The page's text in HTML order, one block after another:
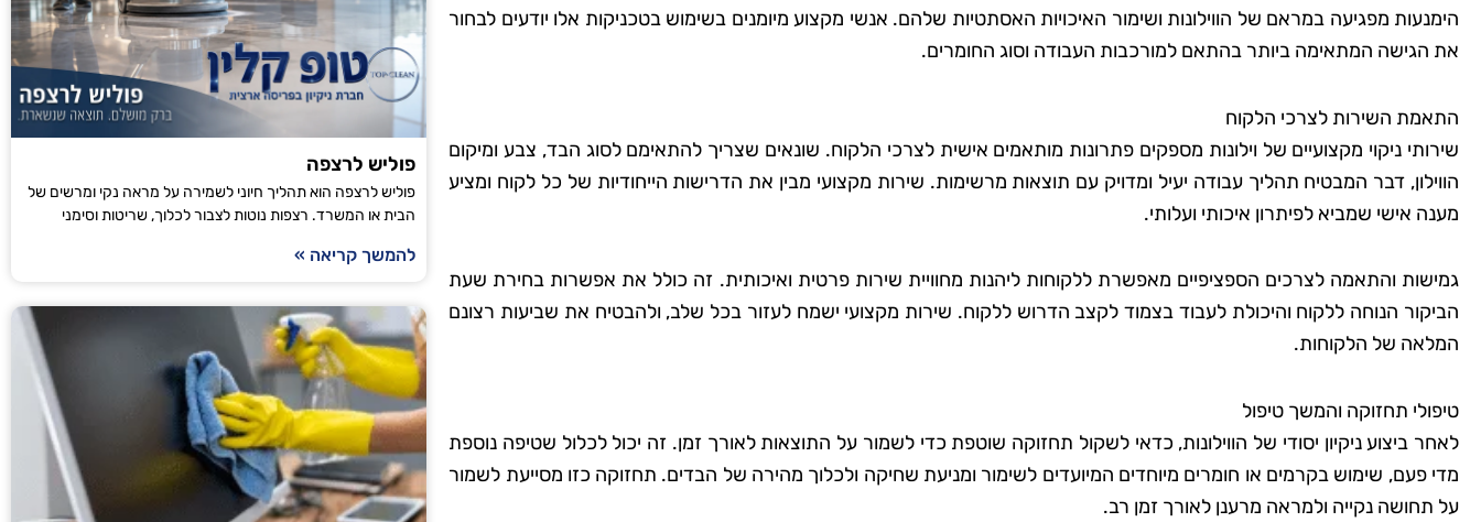
הימנעות מפגיעה במראם של הווילונות ושימור האיכויות האסתטיות שלהם. אנשי מקצוע מיומנים בשימוש בטכניקות אלו יודעים לבחור
את הגישה המתאימה ביותר בהתאם למורכבות העבודה וסוג החומרים.
התאמת השירות לצרכי הלקוח
שירותי ניקוי מקצועיים של וילונות מספקים פתרונות מותאמים אישית לצרכי הלקוח. שונאים שצריך להתאימם לסוג הבד, צבע ומיקום
הווילון, דבר המבטיח תהליך עבודה יעיל ומדויק עם תוצאות מרשימות. שירות מקצועי מבין את הדרישות הייחודיות של כל לקוח ומציע
מענה אישי שמביא לפיתרון איכותי ועלותי.
גמישות והתאמה לצרכים הספציפיים מאפשרת ללקוחות ליהנות מחוויית שירות פרטית ואיכותית. זה כולל את אפשרות בחירת שעת
הביקור הנוחה ללקוח והיכולת לעבוד בצמוד לקצב הדרוש ללקוח. שירות מקצועי ישמח לעזור בכל שלב, ולהבטיח את שביעות רצונם
המלאה של הלקוחות.
טיפולי תחזוקה והמשך טיפול
לאחר ביצוע ניקיון יסודי של הווילונות, כדאי לשקול תחזוקה שוטפת כדי לשמור על התוצאות לאורך זמן. זה יכול לכלול שטיפה נוספת
מדי פעם, שימוש בקרמים או חומרים מיוחדים המיועדים לשימור ומניעת שחיקה ולכלוך מהירה של הבדים. תחזוקה כזו מסייעת לשמור
על תחושה נקייה ולמראה מרענן לאורך זמן רב.
פוליש לרצפה
פוליש לרצפה הוא תהליך חיוני לשמירה על מראה נקי ומרשים של
הבית או המשרד. רצפות נוטות לצבור לכלוך, שריטות וסימני
להמשך קריאה »